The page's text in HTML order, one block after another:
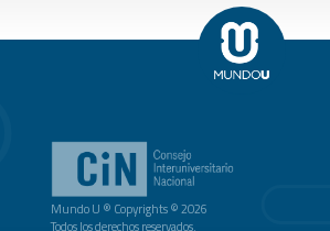
Mundo U ® Copyrights © 2026
Todos los derechos reservados.